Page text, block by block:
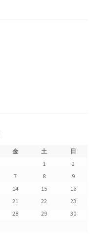
金 土
日
1
2
7 8
9
14 15
16
21 22
23
28 29
30